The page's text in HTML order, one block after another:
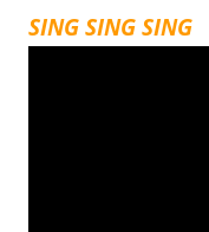
SING SING SING